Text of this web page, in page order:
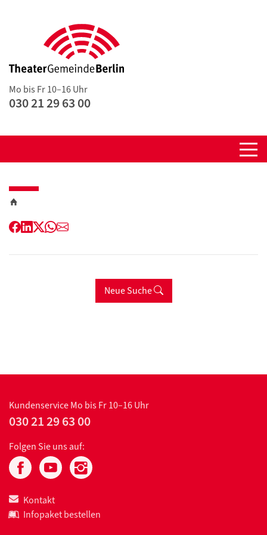
Mo bis Fr 10–16 Uhr
030 21 29 63 00
Facebook
LinkedIn
Twitter
WhatsApp
E-
Neue Suche
KundenserviceMo bis Fr 10–16 Uhr
030 21 29 63 00
Folgen Sie uns auf:
Kontakt
Infopaket bestellen